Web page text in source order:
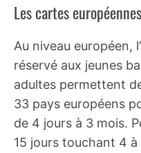
Les cartes
Au niveau européen, l’
réservé aux jeunes
adultes permettent
33 pays européens
de 4 jours à 3 mois.
15 jours touchant 4 à